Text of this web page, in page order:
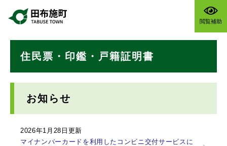
閲覧補助
住民票・印鑑・戸籍証明書
お知らせ
2026年1月28日更新
マイナンバーカードを利用したコンビニ交付サービスに